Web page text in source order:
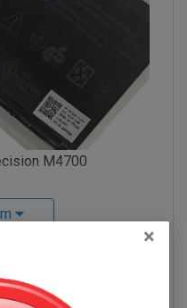
M4700
Dell Precision
Thường Gặp
mới cắm điện và
×